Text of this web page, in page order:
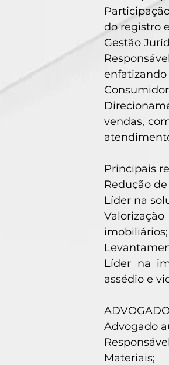
do registro
Gestão
vendas,
Principais
Redução
Líder na
imobiliários;
Líder na
assédio e
Advogado
Materiais;